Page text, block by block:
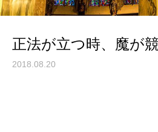
正法が立つ時、魔が
2018.08.20